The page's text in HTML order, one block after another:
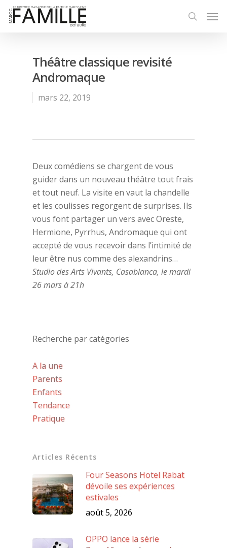
Théâtre classique revisité
Andromaque
mars 22, 2019
Deux comédiens se chargent de vous
guider dans un nouveau théâtre tout frais
et tout neuf. La visite en vaut la chandelle
et les coulisses regorgent de surprises. Ils
vous font partager un vers avec Oreste,
Hermione, Pyrrhus, Andromaque qui ont
accepté de vous recevoir dans l’intimité de
leur être nus comme des alexandrins…
Studio des Arts Vivants, Casablanca, le mardi
26 mars à 21h
Recherche par catégories
A la une
Parents
Enfants
Tendance
Pratique
Articles Récents
Four Seasons Hotel Rabat
dévoile ses expériences
estivales
août 5, 2026
OPPO lance la série